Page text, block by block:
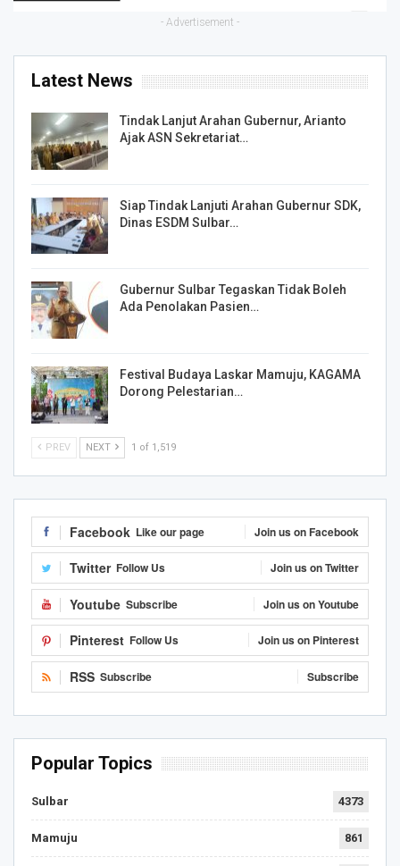
- Advertisement -
Latest News
Tindak Lanjut Arahan Gubernur, Arianto
Ajak ASN Sekretariat…
Siap Tindak Lanjuti Arahan Gubernur SDK,
Dinas ESDM Sulbar…
Gubernur Sulbar Tegaskan Tidak Boleh
Ada Penolakan Pasien…
Festival Budaya Laskar Mamuju, KAGAMA
Dorong Pelestarian…
PREV NEXT 1 of 1,519
Facebook Like our page Join us on Facebook
Twitter Follow Us Join us on Twitter
Youtube Subscribe Join us on Youtube
Pinterest Follow Us Join us on Pinterest
RSS Subscribe Subscribe
Popular Topics
Sulbar 4373
Mamuju 861